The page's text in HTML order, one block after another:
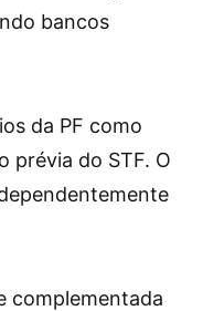
bancos
da PF como
prévia do STF. O
complementada